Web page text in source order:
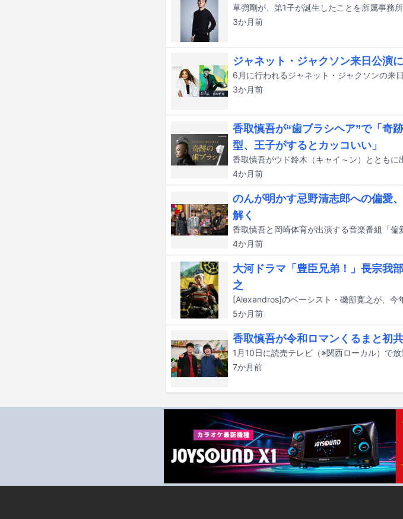
草彅剛が、第1子が誕生したことを所属事務
3か月前
ジャネット・ジャクソン来日公演
3か月前
香取慎吾が“歯ブラシヘア”で「奇
型、王子がするとカッコいい」
4か月前
のんが明かす忌野清志郎への偏愛
解く
4か月前
大河ドラマ「豊臣兄弟！」長宗我
之
5か月前
香取慎吾が令和ロマンくるまと初
7か月前